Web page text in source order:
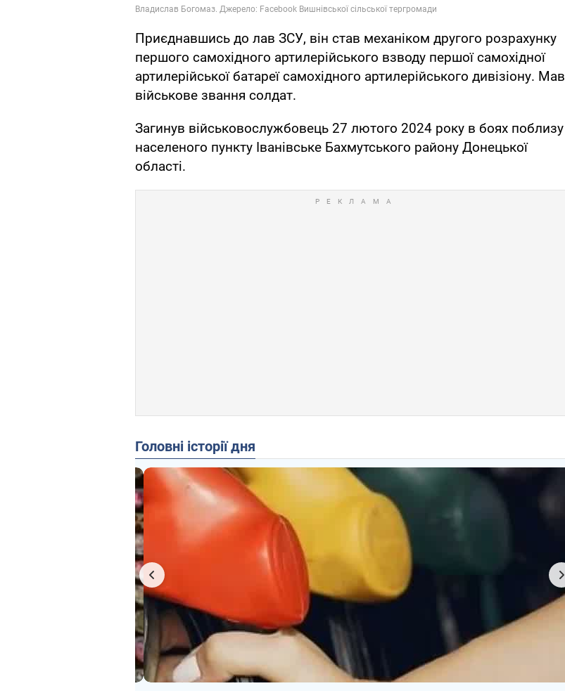
Приєднавшись до лав ЗСУ, він став механіком другого розрахунку
першого самохідного артилерійського взводу першої самохідної
артилерійської батареї самохідного артилерійського дивізіону. Мав
військове звання солдат.
Загинув військовослужбовець 27 лютого 2024 року в боях поблизу
населеного пункту Іванівське Бахмутського району Донецької
області.
Головні історії дня